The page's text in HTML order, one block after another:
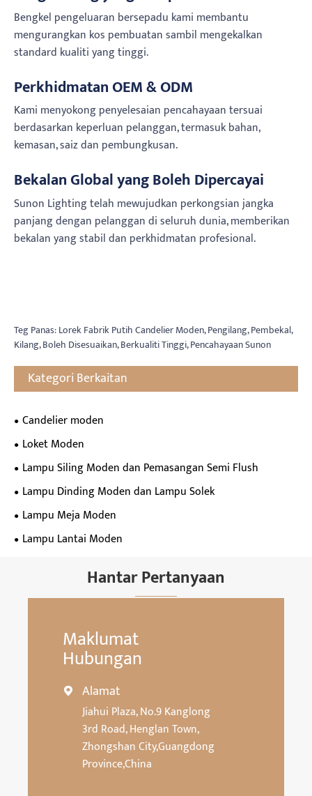
Bengkel pengeluaran bersepadu kami membantu
mengurangkan kos pembuatan sambil mengekalkan
standard kualiti yang tinggi.
Perkhidmatan OEM & ODM
Kami menyokong penyelesaian pencahayaan tersuai
berdasarkan keperluan pelanggan, termasuk bahan,
kemasan, saiz dan pembungkusan.
Bekalan Global yang Boleh Dipercayai
Sunon Lighting telah mewujudkan perkongsian jangka
panjang dengan pelanggan di seluruh dunia, memberikan
bekalan yang stabil dan perkhidmatan profesional.
Teg Panas: Lorek Fabrik Putih Candelier Moden, Pengilang, Pembekal,
Kilang, Boleh Disesuaikan, Berkualiti Tinggi, Pencahayaan Sunon
Kategori Berkaitan
Candelier moden
Loket Moden
Lampu Siling Moden dan Pemasangan Semi Flush
Lampu Dinding Moden dan Lampu Solek
Lampu Meja Moden
Lampu Lantai Moden
Hantar Pertanyaan
Maklumat
Hubungan
 Alamat
Jiahui Plaza, No.9 Kanglong
3rd Road, Henglan Town,
Zhongshan City,Guangdong
Province,China